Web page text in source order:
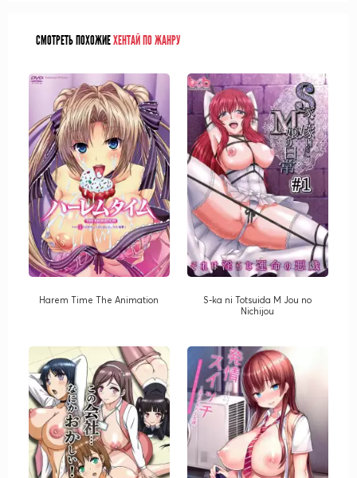
СМОТРЕТЬ ПОХОЖИЕХЕНТАЙ ПО ЖАНРУ
Harem Time The Animation
S-ka ni Totsuida M Jou no
Nichijou